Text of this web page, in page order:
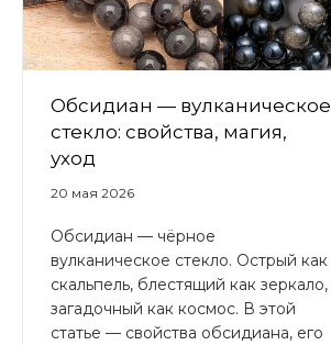
Обсидиан — вулканическое
стекло: свойства, магия,
уход
20 мая 2026
Обсидиан — чёрное
вулканическое стекло. Острый как
скальпель, блестящий как зеркало,
загадочный как космос. В этой
статье — свойства обсидиана, его